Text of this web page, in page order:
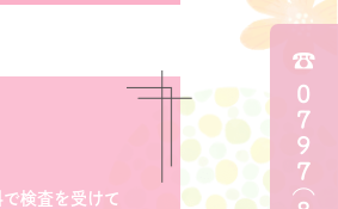
検査を受けて